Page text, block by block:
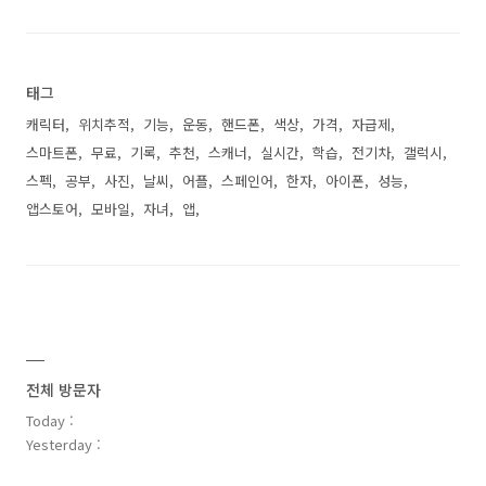
태그
캐릭터 위치추적 기능 운동 핸드폰 색상 가격
자급제
스마트폰
무료 기록 추천 스캐너 실시간 학습 전기차
갤럭시
스펙
공부 사진 날씨 어플 스페인어 한자 아이폰
성능
앱스토어
모바일 자녀 앱
전체 방문자
Today :
Yesterday :